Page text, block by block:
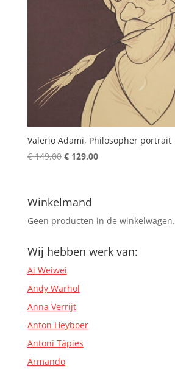
Valerio Adami, Philosopher portrait
€149,00 Oorspronkelijke
€ 149,00.
€129,00Huidige
Winkelmand
Geen producten in de winkelwagen.
Wij hebben werk van:
Ai Weiwei
Andy Warhol
Anna Verrijt
Anton Heyboer
Antoni Tàpies
Armando